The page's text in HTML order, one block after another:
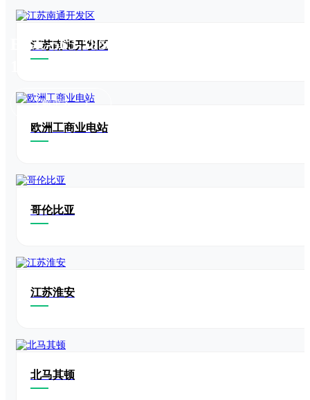
EGE-565-585W-
了解更多
江苏南通开发区
欧洲工商业电站
哥伦比亚
江苏淮安
北马其顿